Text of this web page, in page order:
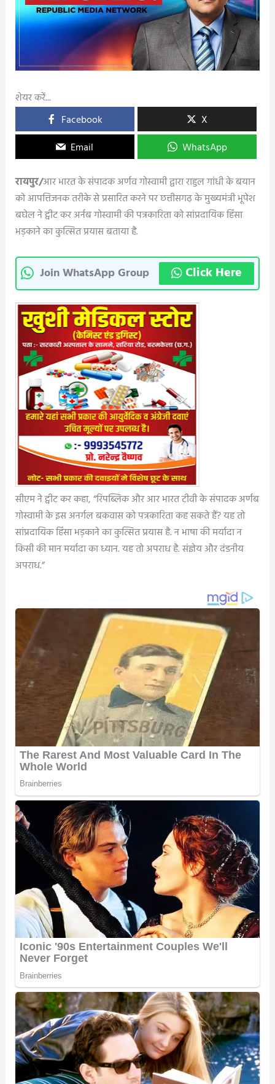
शेयर करें...
Facebook
X
Email
WhatsApp
रायपुर/आर भारत के संपादक अर्णव गोस्वामी द्वारा राहुल गांधी के बयान
को आपत्तिजनक तरीके से प्रसारित करने पर छत्तीसगढ़ के मुख्यमंत्री भूपेश
बघेल ने ट्वीट कर अर्नब गोस्वामी की पत्रकारिता को सांप्रदायिक हिंसा
भड़काने का कुत्सित प्रयास बताया है.
Join WhatsApp Group Click Here
सीएम ने ट्वीट कर कहा, “रिपब्लिक और आर भारत टीवी के संपादक अर्णब
गोस्वामी के इस अनर्गल बकवास को पत्रकारिता कह सकते हैं? यह तो
सांप्रदायिक हिंसा भड़काने का कुत्सित प्रयास है. न भाषा की मर्यादा न
किसी की मान मर्यादा का ध्यान. यह तो अपराध है. संज्ञेय और दंडनीय
अपराध.”